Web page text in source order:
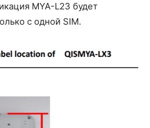
MYA-L23 будет
с одной SIM.